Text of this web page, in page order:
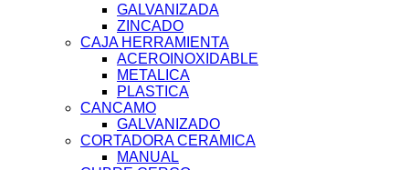
GALVANIZADA
ZINCADO
CAJA HERRAMIENTA
ACEROINOXIDABLE
METALICA
PLASTICA
CANCAMO
GALVANIZADO
CORTADORA CERAMICA
MANUAL